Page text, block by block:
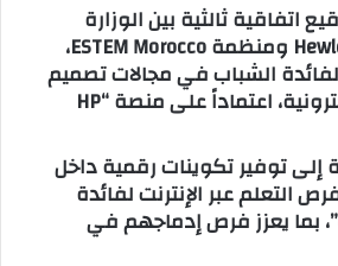
اتفاقية ثالثية بين الوزارة
وشركة Hewlett-Packard ومنظمة ESTEM Morocco،
الشباب في مجالات تصميم
وتطوير الألعاب الإلكترونية، اعتماداً على منصة “HP
توفير تكوينات رقمية داخل
التعلم عبر الإنترنت لفائدة
بما يعزز فرص إدماجهم في